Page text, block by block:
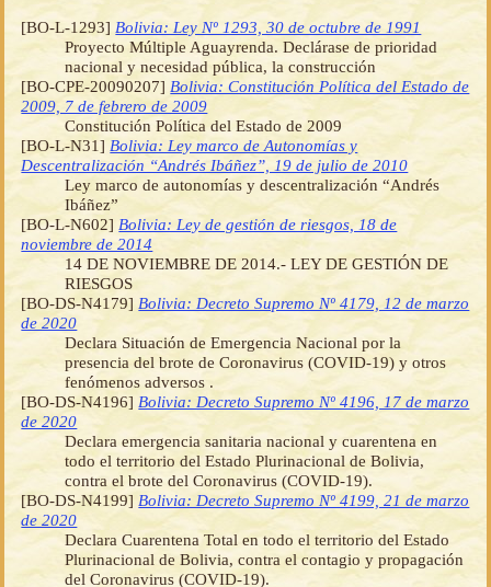
[BO-L-1293] Bolivia: Ley Nº 1293, 30 de octubre de 1991
Proyecto Múltiple Aguayrenda. Declárase de prioridad
nacional y necesidad pública, la construcción
[BO-CPE-20090207] Bolivia: Constitución Política del Estado de
2009, 7 de febrero de 2009
Constitución Política del Estado de 2009
[BO-L-N31] Bolivia: Ley marco de Autonomías y
Descentralización “Andrés Ibáñez”, 19 de julio de 2010
Ley marco de autonomías y descentralización “Andrés
Ibáñez”
[BO-L-N602] Bolivia: Ley de gestión de riesgos, 18 de
noviembre de 2014
14 DE NOVIEMBRE DE 2014.- LEY DE GESTIÓN DE
RIESGOS
[BO-DS-N4179] Bolivia: Decreto Supremo Nº 4179, 12 de marzo
de 2020
Declara Situación de Emergencia Nacional por la
presencia del brote de Coronavirus (COVID-19) y otros
fenómenos adversos .
[BO-DS-N4196] Bolivia: Decreto Supremo Nº 4196, 17 de marzo
de 2020
Declara emergencia sanitaria nacional y cuarentena en
todo el territorio del Estado Plurinacional de Bolivia,
contra el brote del Coronavirus (COVID-19).
[BO-DS-N4199] Bolivia: Decreto Supremo Nº 4199, 21 de marzo
de 2020
Declara Cuarentena Total en todo el territorio del Estado
Plurinacional de Bolivia, contra el contagio y propagación
del Coronavirus (COVID-19).